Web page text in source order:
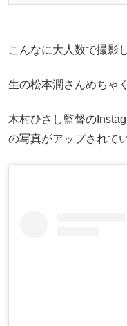
こんなに大人数で撮影
生の松本潤さんめちゃ
木村ひさし監督の
の写真がアップされて